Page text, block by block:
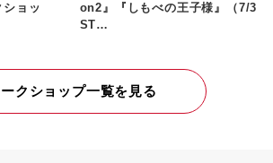
ショッ
on2』『しもべの王子様』（7/3
ST…
クショップ一覧を見る